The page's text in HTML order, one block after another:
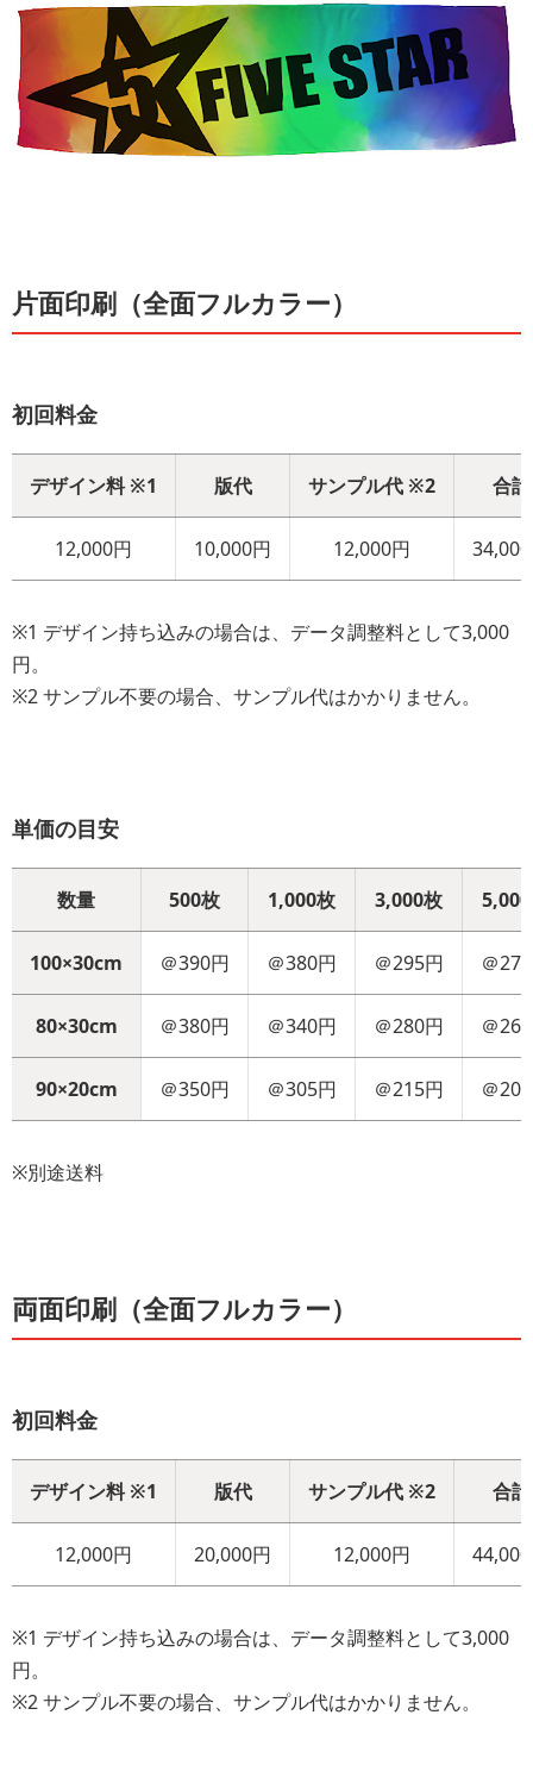
片面印刷（全面フルカラー）
初回料金
デザイン料 ※1 版代 サンプル代 ※2 合計
12,000円 10,000円 12,000円
※1 デザイン持ち込みの場合は、データ調整料として3,000
円。
※2 サンプル不要の場合、サンプル代はかかりません。
単価の目安
数量 500枚 1,000枚 3,000枚
100×30cm ＠390円 ＠380円 ＠295円 ＠
80×30cm ＠380円 ＠340円 ＠280円 ＠
90×20cm ＠350円 ＠305円 ＠215円 ＠
※別途送料
両面印刷（全面フルカラー）
初回料金
デザイン料 ※1 版代 サンプル代 ※2 合計
12,000円 20,000円 12,000円
※1 デザイン持ち込みの場合は、データ調整料として3,000
円。
※2 サンプル不要の場合、サンプル代はかかりません。